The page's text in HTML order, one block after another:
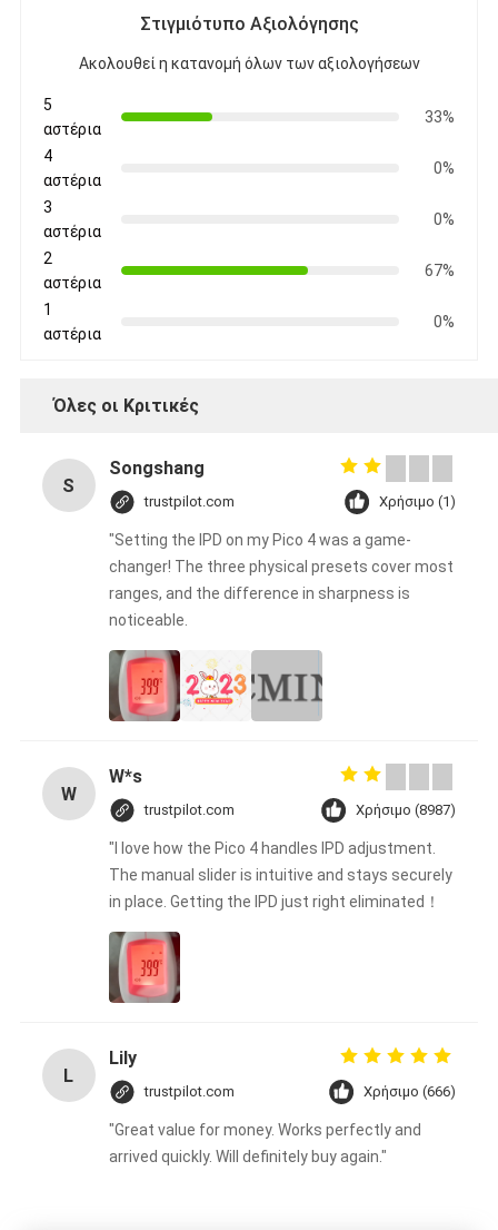
Στιγμιότυπο Αξιολόγησης
Ακολουθεί η κατανομή όλων των αξιολογήσεων
5
αστέρια
33%
4
αστέρια
0%
3
αστέρια
0%
2
αστέρια
67%
1
αστέρια
0%
Όλες οι Κριτικές
S
Songshang
trustpilot.com Χρήσιμο (1)
"Setting the IPD on my Pico 4 was a game-
changer! The three physical presets cover most
ranges, and the difference in sharpness is
noticeable.
W
W*s
trustpilot.com Χρήσιμο (8987)
"I love how the Pico 4 handles IPD adjustment.
The manual slider is intuitive and stays securely
in place. Getting the IPD just right eliminated！
L
Lily
trustpilot.com Χρήσιμο (666)
"Great value for money. Works perfectly and
arrived quickly. Will definitely buy again."